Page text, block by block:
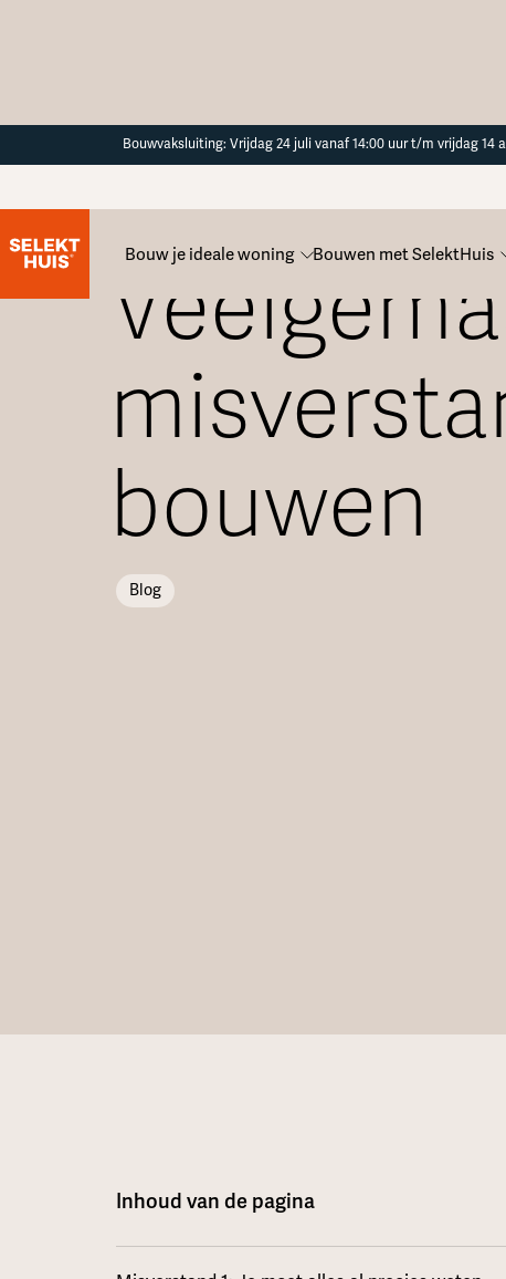
Bouwvaksluiting: Vrijdag 24 juli vanaf 14:00 uur t/m vrijdag 14
Bouw je ideale woning Bouwen met SelektHuis
bouwen
Blog
Inhoud van de pagina